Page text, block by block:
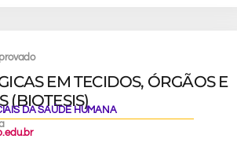
EM TECIDOS, ÓRGÃOS E
(BIOTESIS)
DA SAÚDE HUMANA